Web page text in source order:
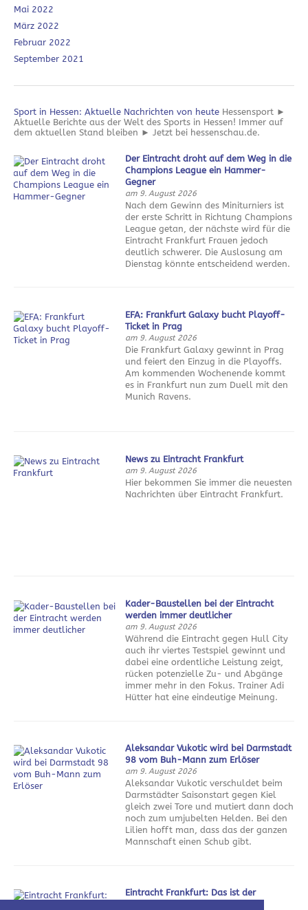
Mai 2022
März 2022
Februar 2022
September 2021
Sport in Hessen: Aktuelle Nachrichten von heute Hessensport ►
Aktuelle Berichte aus der Welt des Sports in Hessen! Immer auf
dem aktuellen Stand bleiben ► Jetzt bei hessenschau.de.
Der Eintracht droht auf dem Weg in die
Champions League ein Hammer-
Gegner
am 9. August 2026
Nach dem Gewinn des Miniturniers ist
der erste Schritt in Richtung Champions
League getan, der nächste wird für die
Eintracht Frankfurt Frauen jedoch
deutlich schwerer. Die Auslosung am
Dienstag könnte entscheidend werden.
EFA: Frankfurt Galaxy bucht Playoff-
Ticket in Prag
am 9. August 2026
Die Frankfurt Galaxy gewinnt in Prag
und feiert den Einzug in die Playoffs.
Am kommenden Wochenende kommt
es in Frankfurt nun zum Duell mit den
Munich Ravens.
News zu Eintracht Frankfurt
am 9. August 2026
Hier bekommen Sie immer die neuesten
Nachrichten über Eintracht Frankfurt.
Kader-Baustellen bei der Eintracht
werden immer deutlicher
am 9. August 2026
Während die Eintracht gegen Hull City
auch ihr viertes Testspiel gewinnt und
dabei eine ordentliche Leistung zeigt,
rücken potenzielle Zu- und Abgänge
immer mehr in den Fokus. Trainer Adi
Hütter hat eine eindeutige Meinung.
Aleksandar Vukotic wird bei Darmstadt
98 vom Buh-Mann zum Erlöser
am 9. August 2026
Aleksandar Vukotic verschuldet beim
Darmstädter Saisonstart gegen Kiel
gleich zwei Tore und mutiert dann doch
noch zum umjubelten Helden. Bei den
Lilien hofft man, dass das der ganzen
Mannschaft einen Schub gibt.
Eintracht Frankfurt: Das ist der